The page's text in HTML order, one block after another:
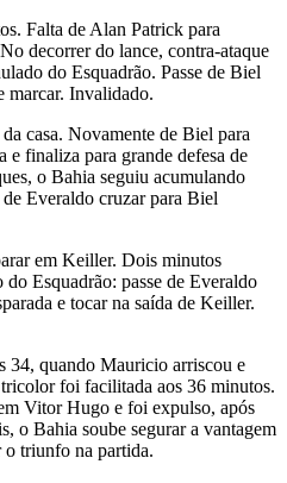
Falta de Alan Patrick para
decorrer do lance, contra-ataque
do Esquadrão. Passe de Biel
marcar. Invalidado.
casa. Novamente de Biel para
e finaliza para grande defesa de
o Bahia seguiu acumulando
Everaldo cruzar para Biel
em Keiller. Dois minutos
Esquadrão: passe de Everaldo
e tocar na saída de Keiller.
34, quando Mauricio arriscou e
foi facilitada aos 36 minutos.
Vitor Hugo e foi expulso, após
o Bahia soube segurar a vantagem
o triunfo na partida.